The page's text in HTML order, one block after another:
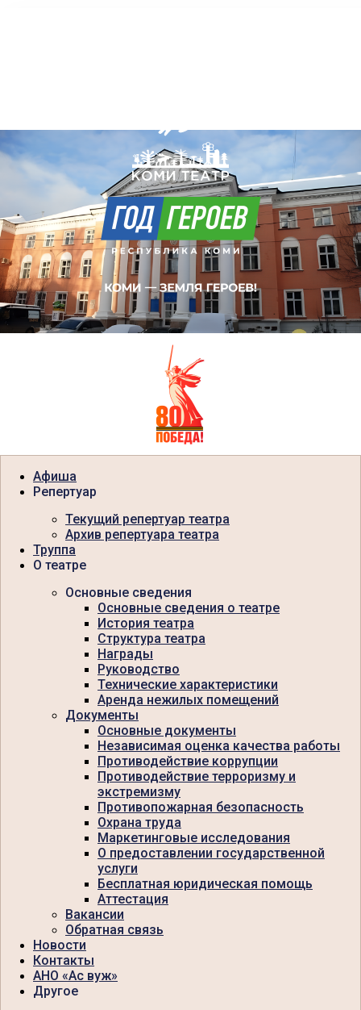
Афиша
Репертуар
Текущий репертуар театра
Архив репертуара театра
Труппа
О театре
Основные сведения
Основные сведения о театре
История театра
Структура театра
Награды
Руководство
Технические характеристики
Аренда нежилых помещений
Документы
Основные документы
Независимая оценка качества работы
Противодействие коррупции
Противодействие терроризму и
экстремизму
Противопожарная безопасность
Охрана труда
Маркетинговые исследования
О предоставлении государственной
услуги
Бесплатная юридическая помощь
Аттестация
Вакансии
Обратная связь
Новости
Контакты
АНО «Ас вуж»
Другое